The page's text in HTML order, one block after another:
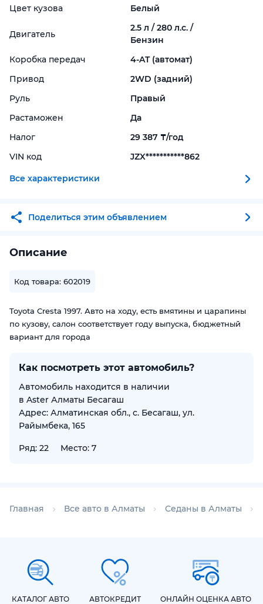
Цвет кузова
Белый
Двигатель
2.5 л / 280 л.с. /
Бензин
Коробка передач
4-AT (автомат)
Привод
2WD (задний)
Руль
Правый
Растаможен
Да
Налог
29 387 ₸/год
VIN код
JZX***********862
Все характеристики
Поделиться этим объявлением
Описание
Код товара: 602019
Toyota Cresta 1997. Авто на ходу, есть вмятины и царапины
по кузову, салон соответствует году выпуска, бюджетный
вариант для города
Как посмотреть этот автомобиль?
Автомобиль находится в наличии
в Aster Алматы Бесагаш
Адрес: Алматинская обл., с. Бесагаш, ул.
Райымбека, 165
Ряд: 22 Место: 7
Главная Все авто в Алматы Седаны в Алматы
КАТАЛОГ АВТО АВТОКРЕДИТ ОНЛАЙН ОЦЕНКА АВТО